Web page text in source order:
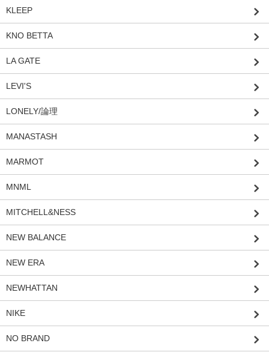
KLEEP
KNO BETTA
LA GATE
LEVI'S
LONELY/論理
MANASTASH
MARMOT
MNML
MITCHELL&NESS
NEW BALANCE
NEW ERA
NEWHATTAN
NIKE
NO BRAND